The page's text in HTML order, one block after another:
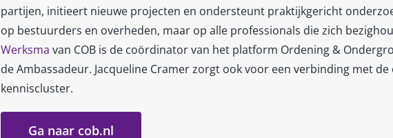
partijen, initieert nieuwe projecten en ondersteunt praktijkgericht
op bestuurders en overheden, maar op alle professionals die zich
Werksma van COB is de coördinator van het platform Ordening &
de Ambassadeur. Jacqueline Cramer zorgt ook voor een verbinding met
kenniscluster.
Ga naar cob.nl